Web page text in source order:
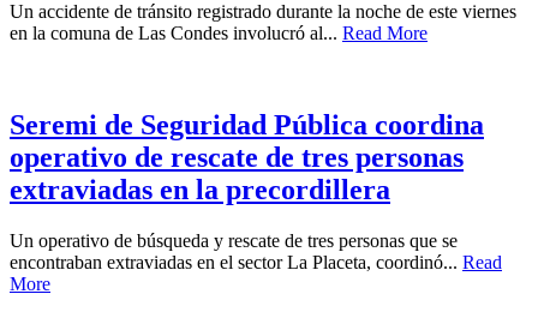
Un accidente de tránsito registrado durante la noche de este viernes
en la comuna de Las Condes involucró al... Read More
Seremi de Seguridad Pública coordina
operativo de rescate de tres personas
extraviadas en la precordillera
Un operativo de búsqueda y rescate de tres personas que se
encontraban extraviadas en el sector La Placeta, coordinó... Read
More